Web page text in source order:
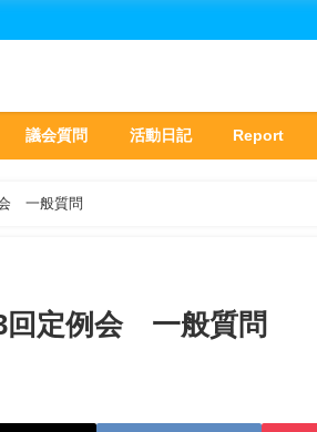
議会質問 活動日記 Report
一般質問
定例会 一般質問